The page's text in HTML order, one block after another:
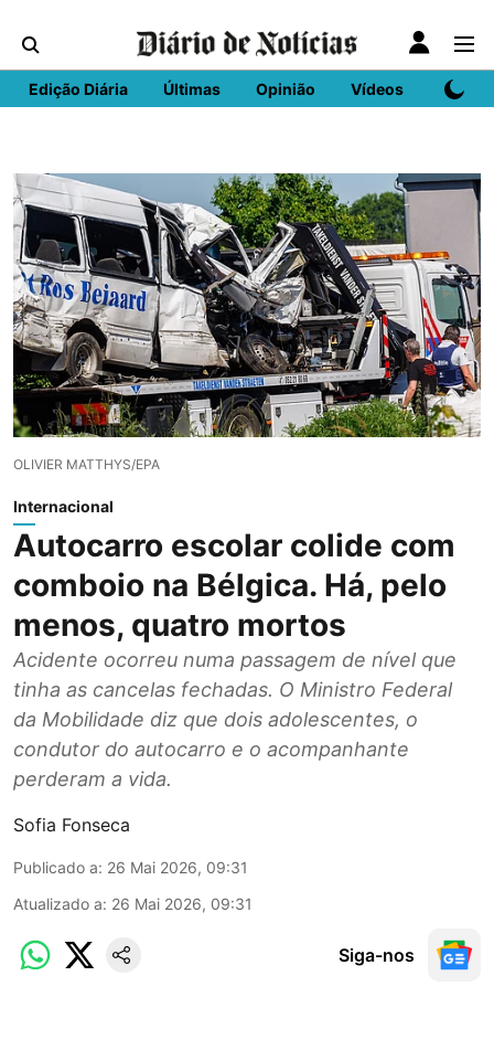
Edição Diária Últimas Opinião Vídeos DN
OLIVIER MATTHYS/EPA
Internacional
Autocarro escolar colide com
comboio na Bélgica. Há, pelo
menos, quatro mortos
Acidente ocorreu numa passagem de nível que
tinha as cancelas fechadas. O Ministro Federal
da Mobilidade diz que dois adolescentes, o
condutor do autocarro e o acompanhante
perderam a vida.
Sofia Fonseca
Publicado a: 26 Mai 2026, 09:31
Atualizado a: 26 Mai 2026, 09:31
Siga-nos